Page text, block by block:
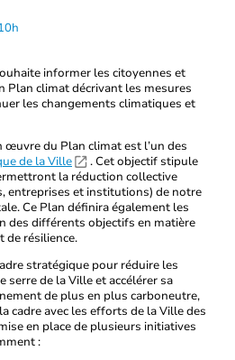
informer les citoyennes et
Plan climat décrivant les mesures
les changements climatiques et
œuvre du Plan climat est l’un des
de la Ville
. Cet objectif stipule
la réduction collective
entreprises et institutions) de notre
Ce Plan définira également les
des différents objectifs en matière
de résilience.
stratégique pour réduire les
serre de la Ville et accélérer sa
de plus en plus carboneutre,
cadre avec les efforts de la Ville des
en place de plusieurs initiatives
: